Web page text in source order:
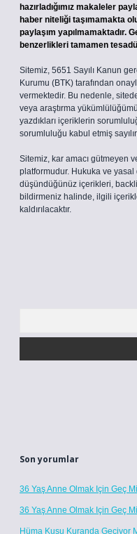
hazırladığımız makaleler
haber niteliği taşımamakta
paylaşım yapılmamaktadır.
benzerlikleri tamamen
Sitemiz, 5651 Sayılı Kanun
Kurumu (BTK) tarafından
vermektedir. Bu nedenle,
veya araştırma
yazdıkları içeriklerin
sorumluluğu kabul etmiş
Sitemiz, kar amacı gütmeyen
platformudur. Hukuka ve yasal
düşündüğünüz içerikleri,
bildirmeniz halinde, ilgili
kaldırılacaktır.
Son yorumlar
36 Yaş Anne Olmak Için Geç Mi
36 Yaş Anne Olmak Için Geç Mi
Hüma Kuşu Kuranda Geçiyor